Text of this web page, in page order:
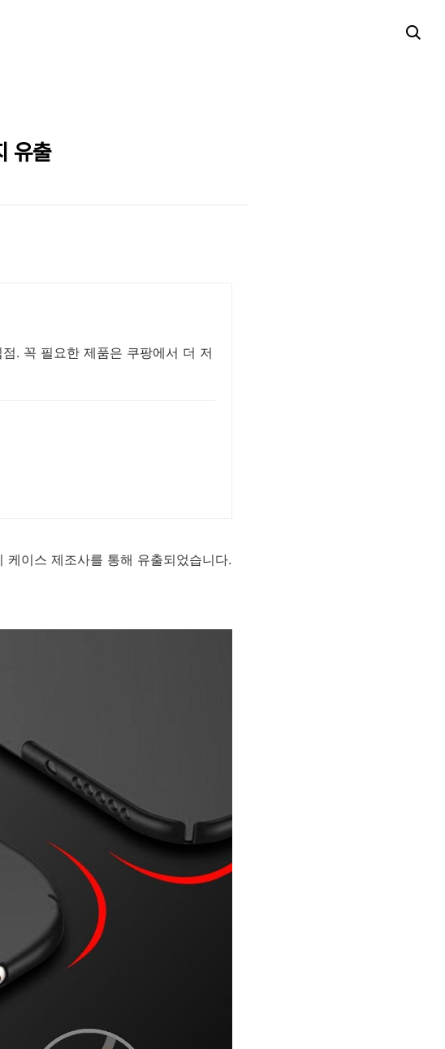
유출
. 꼭 필요한 제품은 쿠팡에서 더 저
이스 제조사를 통해 유출되었습니다.